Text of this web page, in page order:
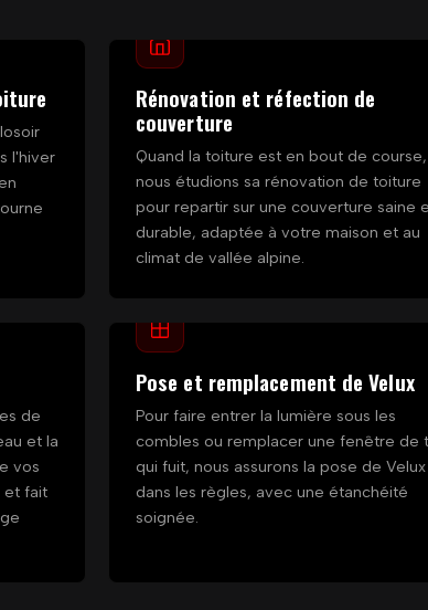
l'hiver
Rénovation et réfection de
couverture
Quand la toiture est en bout de course,
nous étudions sa rénovation de toiture
pour repartir sur une couverture saine
durable, adaptée à votre maison et au
climat de vallée alpine.
de
et la
vos
et fait
Pose et remplacement de Velux
Pour faire entrer la lumière sous les
combles ou remplacer une fenêtre de
qui fuit, nous assurons la pose de Velux
dans les règles, avec une étanchéité
soignée.